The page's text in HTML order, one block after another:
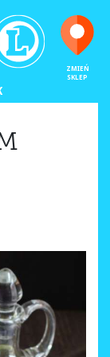
ZMIEŃ
SKLEP